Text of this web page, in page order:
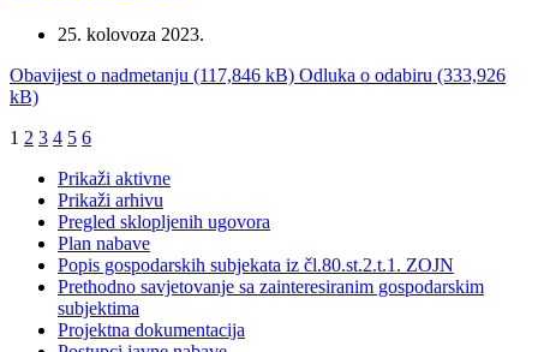
25. kolovoza 2023.
Obavijest o nadmetanju (117,846 kB) Odluka o odabiru (333,926
kB)
1 2 3 4 5 6
Prikaži aktivne
Prikaži arhivu
Pregled sklopljenih ugovora
Plan nabave
Popis gospodarskih subjekata iz čl.80.st.2.t.1. ZOJN
Prethodno savjetovanje sa zainteresiranim gospodarskim
subjektima
Projektna dokumentacija